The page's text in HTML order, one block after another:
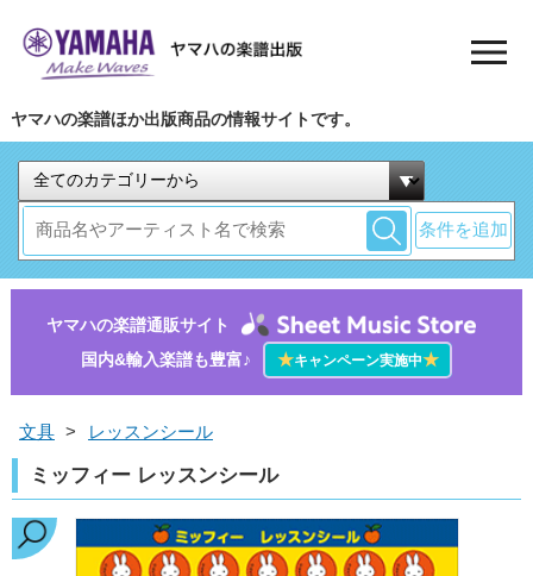
ヤマハの楽譜ほか出版商品の情報サイトです。
条件を追加
ヤマハの楽譜通販サイト
国内&輸入楽譜も豊富♪
★キャンペーン実施中★
文具 > レッスンシール
ミッフィー レッスンシール